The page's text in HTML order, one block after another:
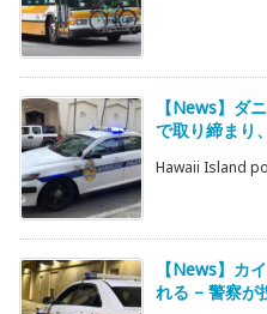
【News】ダ
で取り締まり
Hawaii Island
【News】カ
れる – 警察が